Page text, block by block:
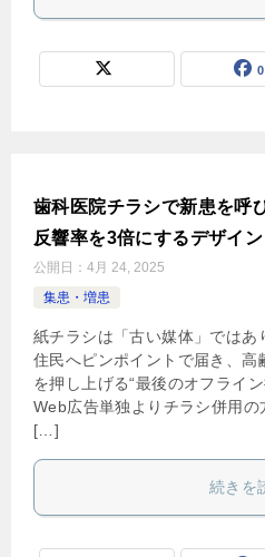
0
歯科医院チラシで新患を呼
反響率を3倍にするデザイ
公開日： 4月 24, 2025
集患・増患
紙チラシは「古い媒体」では
住民へピンポイントで届き、高
を押し上げる“最後のオフライ
Web広告単独よりチラシ併用
[…]
続きを